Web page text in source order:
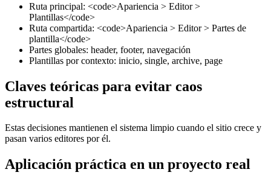
Ruta principal: <code>Apariencia > Editor >
Plantillas</code>
Ruta compartida: <code>Apariencia > Editor > Partes de
plantilla</code>
Partes globales: header, footer, navegación
Plantillas por contexto: inicio, single, archive, page
Claves teóricas para evitar caos
estructural
Estas decisiones mantienen el sistema limpio cuando el sitio crece y
pasan varios editores por él.
Aplicación práctica en un proyecto real